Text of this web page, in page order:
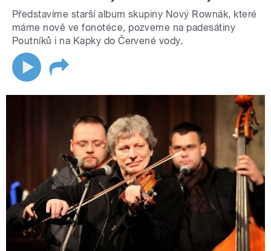
Představíme starší album skupiny Nový Rownák, které
máme nově ve fonotéce, pozveme na padesátiny
Poutníků i na Kapky do Červené vody.